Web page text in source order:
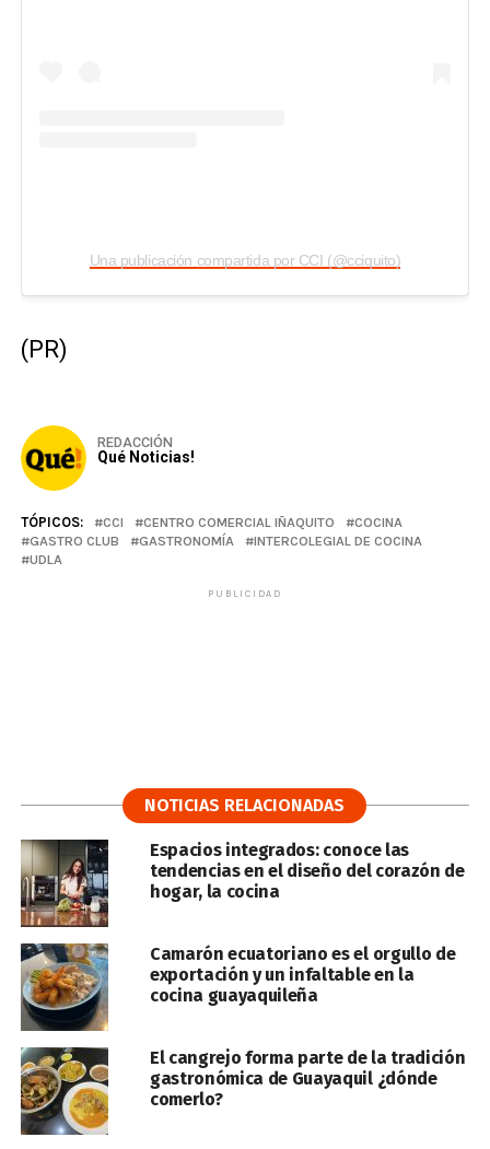
Una publicación compartida por CCI (@cciquito)
(PR)
REDACCIÓN
Qué Noticias!
TÓPICOS: CCI CENTRO COMERCIAL IÑAQUITO
COCINA
GASTRO CLUB
GASTRONOMÍA
INTERCOLEGIAL DE COCINA
UDLA
PUBLICIDAD
NOTICIAS RELACIONADAS
Espacios integrados: conoce las
tendencias en el diseño del corazón de
hogar, la cocina
Camarón ecuatoriano es el orgullo de
exportación y un infaltable en la
cocina guayaquileña
El cangrejo forma parte de la tradición
gastronómica de Guayaquil ¿dónde
comerlo?